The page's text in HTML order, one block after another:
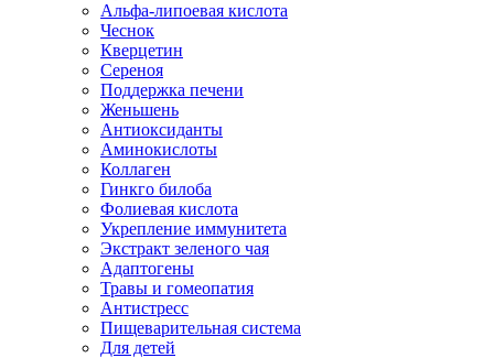
Альфа-липоевая кислота
Чеснок
Кверцетин
Сереноя
Поддержка печени
Женьшень
Антиоксиданты
Аминокислоты
Коллаген
Гинкго билоба
Фолиевая кислота
Укрепление иммунитета
Экстракт зеленого чая
Адаптогены
Травы и гомеопатия
Антистресс
Пищеварительная система
Для детей